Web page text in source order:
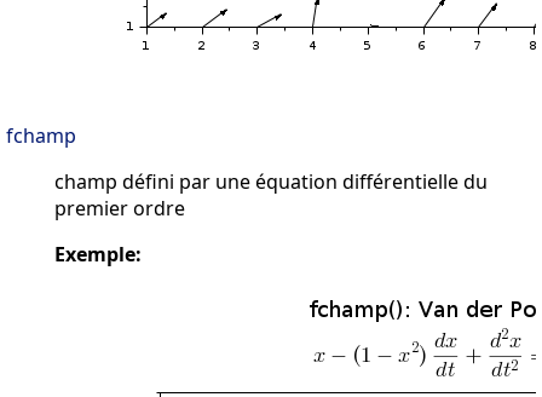
fchamp
champ défini par une équation différentielle du
premier ordre
Exemple: